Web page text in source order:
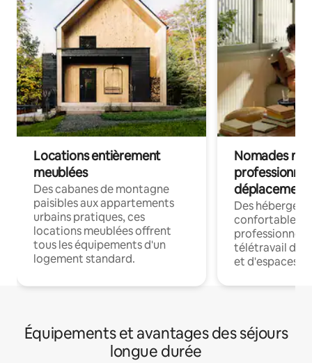
Locations entièrement
meublées
Des cabanes de montagne
paisibles aux appartements
urbains pratiques, ces
locations meublées offrent
tous les équipements d'un
logement standard.
Nomades
déplacement
Des
confortables
professionnels
télétravail
et d'espaces
Équipements et avantages des séjours
longue durée